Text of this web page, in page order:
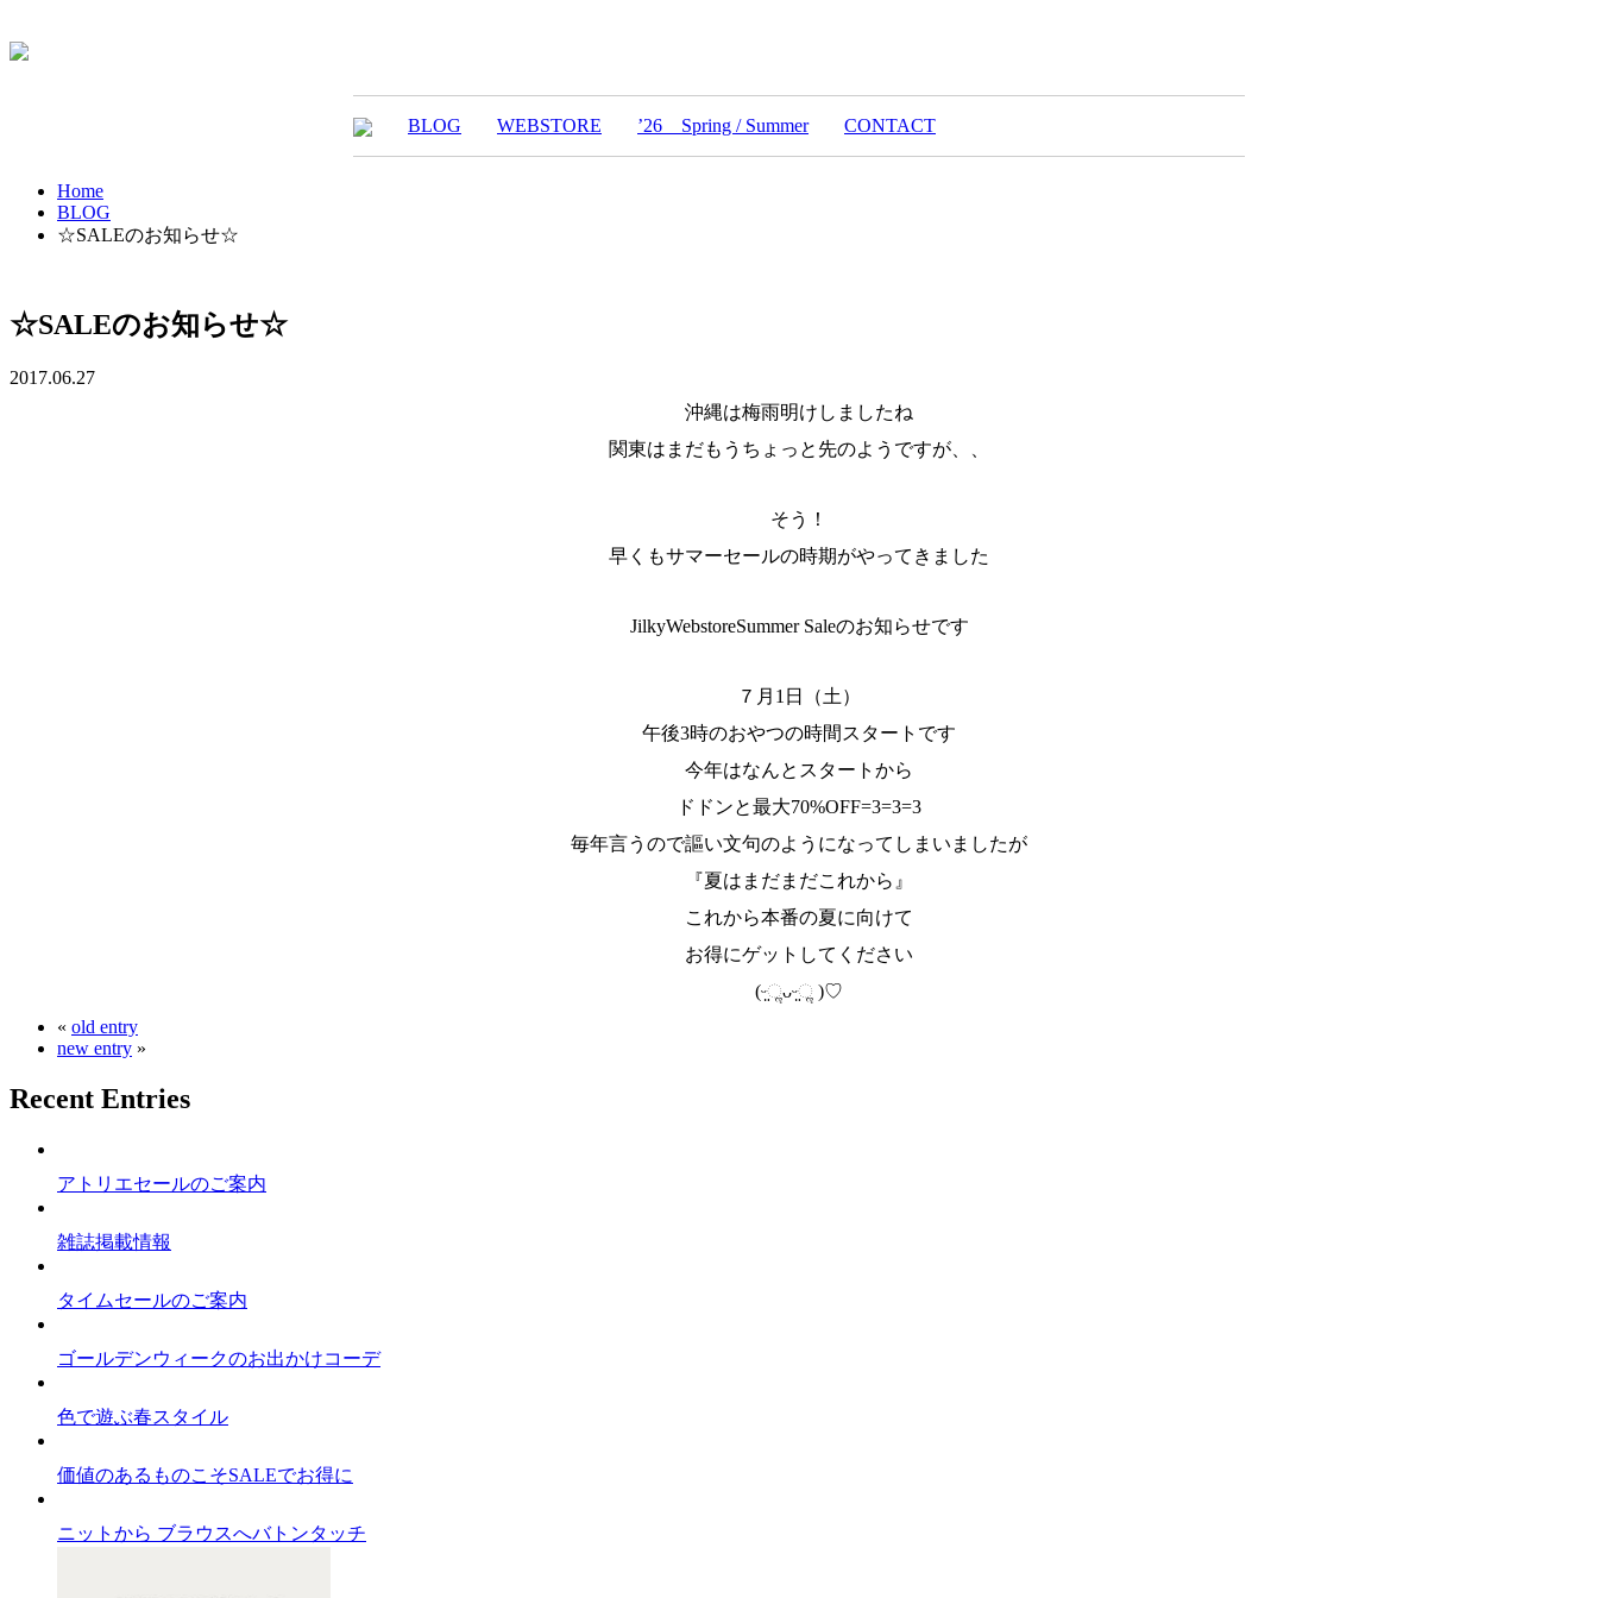
BLOG WEBSTORE ’26 Spring / Summer CONTACT
Home
BLOG
☆SALEのお知らせ☆
☆SALEのお知らせ☆
2017.06.27
沖縄は梅雨明けしましたね
関東はまだもうちょっと先のようですが、、
そう！
早くもサマーセールの時期がやってきました
JilkyWebstoreSummer Saleのお知らせです
７月1日（土）
午後3時のおやつの時間スタートです
今年はなんとスタートから
ドドンと最大70%OFF=3=3=3
毎年言うので謳い文句のようになってしまいましたが
『夏はまだまだこれから』
これから本番の夏に向けて
お得にゲットしてください
(ᵕ̤ૢᴗᵕ̤ૢ )♡
« old entry
new entry »
Recent Entries
アトリエセールのご案内
雑誌掲載情報
タイムセールのご案内
ゴールデンウィークのお出かけコーデ
色で遊ぶ春スタイル
価値のあるものこそSALEでお得に
ニットから ブラウスへバトンタッチ